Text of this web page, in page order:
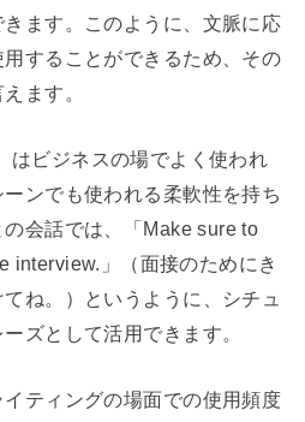
ます。このように、文脈に応
することができるため、その
ます。
はビジネスの場でよく使われ
ンでも使われる柔軟性を持ち
会話では、「Make sure to
interview.」（面接のためにき
ね。）というように、シチュ
ズとして活用できます。
ティングの場面での使用頻度